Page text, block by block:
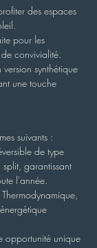
des espaces
pour les
convivialité.
synthétique
une touche
suivants :
de type
garantissant
l'année.
Thermodynamique,
opportunité unique